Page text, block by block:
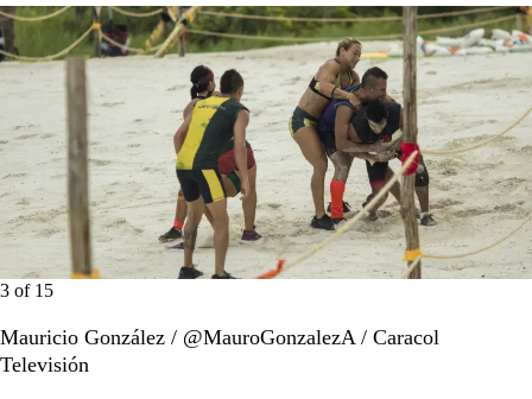
3 of 15
Mauricio González / @MauroGonzalezA / Caracol
Televisión